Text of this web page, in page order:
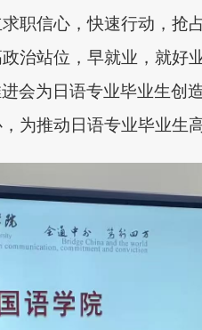
职信心，快速行动，抢
治站位，早就业，就好
会为日语专业毕业生创
为推动日语专业毕业生